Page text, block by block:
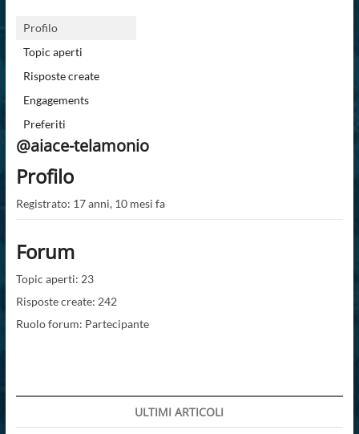
Profilo
Topic aperti
Risposte create
Engagements
Preferiti
@aiace-telamonio
Profilo
Registrato: 17 anni, 10 mesi fa
Forum
Topic aperti: 23
Risposte create: 242
Ruolo forum: Partecipante
ULTIMI ARTICOLI